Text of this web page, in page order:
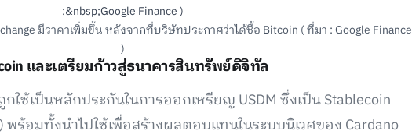
มีราคาเพิ่มขึ้น หลังจากที่บริษัทประกาศว่าได้ซื้อ Bitcoin ( ที่มา : Google Finance
)
และเตรียมก้าวสู่ธนาคารสินทรัพย์ดิจิทัล
ใช้เป็นหลักประกันในการออกเหรียญ USDM ซึ่งเป็น Stablecoin
พร้อมทั้งนำไปใช้เพื่อสร้างผลตอบแทนในระบบนิเวศของ Cardano